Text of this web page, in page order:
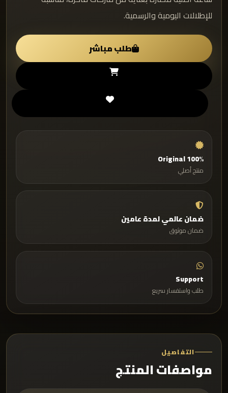
للإطلالات اليومية والرسمية.
طلب مباشر
100% Original
منتج أصلي
ضمان عالمي لمدة عامين
ضمان موثوق
Support
طلب واستفسار سريع
التفاصيل
مواصفات المنتج